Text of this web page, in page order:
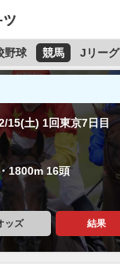
野球 競馬 Jリーグ
15(土) 1回東京7日目
1800m 16頭
ッズ 結果